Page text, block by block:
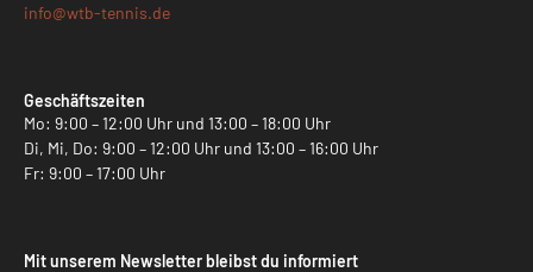
info@wtb-tennis.de
Geschäftszeiten
Mo: 9:00 – 12:00 Uhr und 13:00 – 18:00 Uhr
Di, Mi, Do: 9:00 – 12:00 Uhr und 13:00 – 16:00 Uhr
Fr: 9:00 – 17:00 Uhr
Mit unserem Newsletter bleibst du informiert